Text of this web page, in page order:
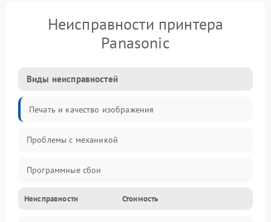
Неисправности принтера
Panasonic
Виды неисправностей
Печать и качество изображения
Проблемы с механикой
Программные сбои
Программные ошибки
Неисправности Стоимость